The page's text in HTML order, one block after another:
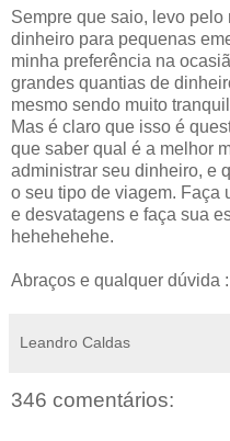
Sempre que saio, levo
dinheiro para pequenas
minha preferência na
grandes quantias de
mesmo sendo muito
Mas é claro que isso é
que saber qual é a melhor
administrar seu dinheiro, e
o seu tipo de viagem. Faça
e desvatagens e faça sua
hehehehehe.
Abraços e qualquer dúvida
Leandro Caldas
346 comentários: